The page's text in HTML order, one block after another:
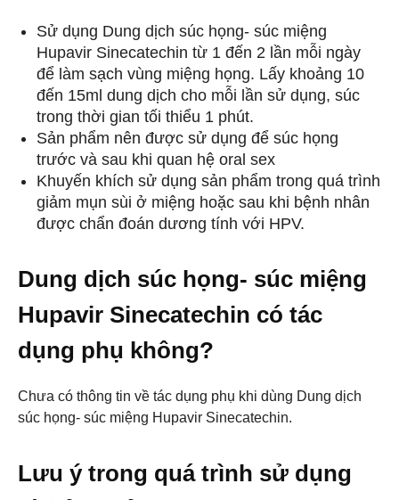
Sử dụng Dung dịch súc họng- súc miệng
Hupavir Sinecatechin từ 1 đến 2 lần mỗi ngày
để làm sạch vùng miệng họng. Lấy khoảng 10
đến 15ml dung dịch cho mỗi lần sử dụng, súc
trong thời gian tối thiểu 1 phút.
Sản phẩm nên được sử dụng để súc họng
trước và sau khi quan hệ oral sex
Khuyến khích sử dụng sản phẩm trong quá trình
giảm mụn sùi ở miệng hoặc sau khi bệnh nhân
được chẩn đoán dương tính với HPV.
Dung dịch súc họng- súc miệng
Hupavir Sinecatechin có tác
dụng phụ không?
Chưa có thông tin về tác dụng phụ khi dùng Dung dịch
súc họng- súc miệng Hupavir Sinecatechin.
Lưu ý trong quá trình sử dụng